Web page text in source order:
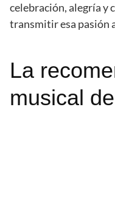
celebración, alegría y
transmitir esa pasión
La
musical